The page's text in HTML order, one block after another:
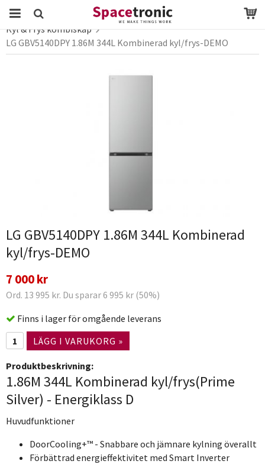
Produkten har blivit tillagd i varukorgen
Startsida Webbutik vitvaror
Kyl & Frys
Kyl & Frys kombiskåp
LG GBV5140DPY 1.86M 344L Kombinerad kyl/frys-DEMO
LG GBV5140DPY 1.86M 344L Kombinerad
kyl/frys-DEMO
7 000 kr
Ord. 13 995 kr. Du sparar 6 995 kr (50%)
Finns i lager för omgående leverans
LÄGG I VARUKORG »
Produktbeskrivning:
1.86M 344L Kombinerad kyl/frys(Prime
Silver) - Energiklass D
Huvudfunktioner
DoorCooling+™ - Snabbare och jämnare kylning överallt
Förbättrad energieffektivitet med Smart Inverter